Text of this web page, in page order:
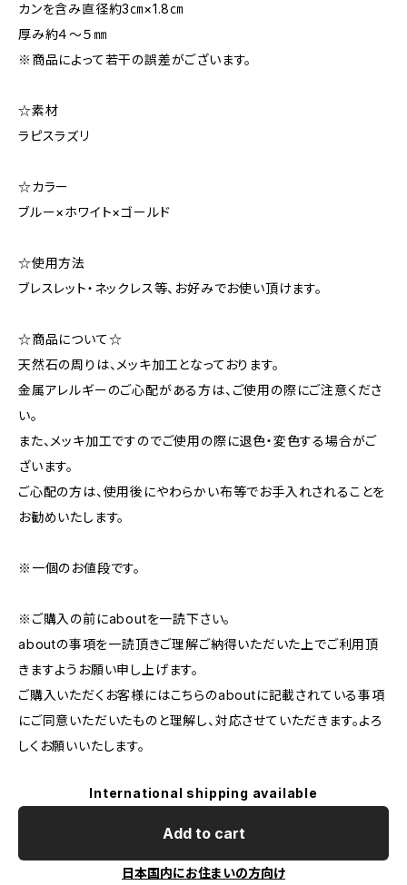
カンを含み直径約3㎝×1.8㎝
厚み約４～５㎜
※商品によって若干の誤差がございます。
☆素材
ラピスラズリ
☆カラー
ブルー×ホワイト×ゴールド
☆使用方法
ブレスレット・ネックレス等、お好みでお使い頂けます。
☆商品について☆
天然石の周りは、メッキ加工となっております。
金属アレルギーのご心配がある方は、ご使用の際にご注意くださ
い。
また、メッキ加工ですのでご使用の際に退色・変色する場合がご
ざいます。
ご心配の方は、使用後にやわらかい布等でお手入れされることを
お勧めいたします。
※一個のお値段です。
※ご購入の前にaboutを一読下さい。
aboutの事項を一読頂きご理解ご納得いただいた上でご利用頂
きますようお願い申し上げます。
ご購入いただくお客様にはこちらのaboutに記載されている事項
にご同意いただいたものと理解し、対応させていただきます。よろ
しくお願いいたします。
International shipping available
Add to cart
日本国内にお住まいの方向け